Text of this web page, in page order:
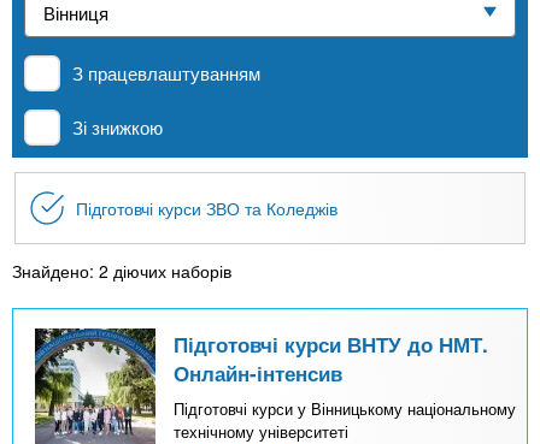
n
t
s
.
i
n
к
д
і
в
Приватні школи
За кордоном
З працевлаштуванням
Зі знижкою
Підготовчі курси ЗВО та Коледжів
Знайдено: 2 діючих наборів
Підготовчі курси ВНТУ до НМТ.
Онлайн-інтенсив
Підготовчі курси у Вінницькому національному
технічному університеті